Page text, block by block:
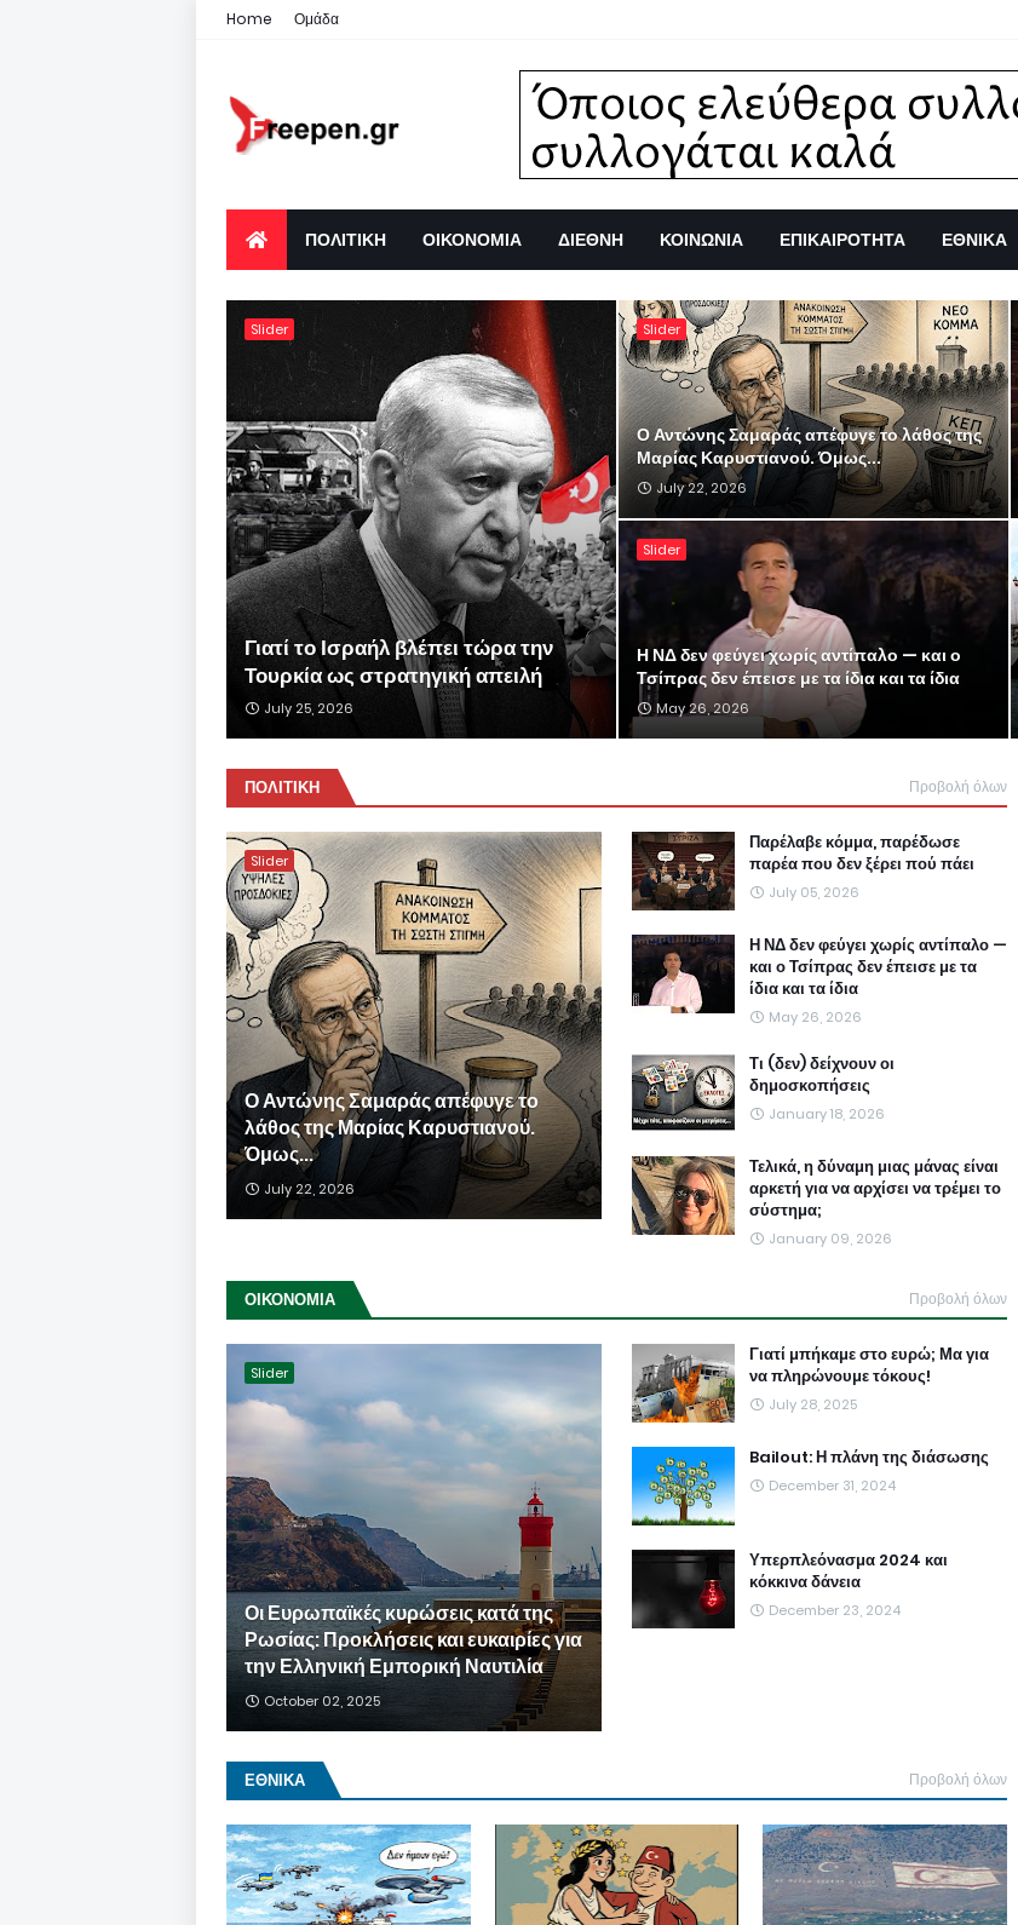
Home Ομάδα
ΠΟΛΙΤΙΚΗ ΟΙΚΟΝΟΜΙΑ ΔΙΕΘΝΗ ΚΟΙΝΩΝΙΑ ΕΠΙΚΑΙΡΟΤΗΤΑ ΕΘΝΙΚΑ
Slider
Γιατί το Ισραήλ βλέπει τώρα την
Τουρκία ως στρατηγική απειλή
July 25, 2026
Slider
Ο Αντώνης Σαμαράς απέφυγε το λάθος της
Μαρίας Καρυστιανού. Όμως...
July 22, 2026
Slider
Η ΝΔ δεν φεύγει χωρίς αντίπαλο — και ο
Τσίπρας δεν έπεισε με τα ίδια και τα ίδια
May 26, 2026
ΠΟΛΙΤΙΚΗ Προβολή όλων
Slider
Ο Αντώνης Σαμαράς απέφυγε το
λάθος της Μαρίας Καρυστιανού.
Όμως...
July 22, 2026
Παρέλαβε κόμμα, παρέδωσε
παρέα που δεν ξέρει πού πάει
July 05, 2026
Η ΝΔ δεν φεύγει χωρίς αντίπαλο —
και ο Τσίπρας δεν έπεισε με τα
ίδια και τα ίδια
May 26, 2026
Τι (δεν) δείχνουν οι
δημοσκοπήσεις
January 18, 2026
Τελικά, η δύναμη μιας μάνας είναι
αρκετή για να αρχίσει να τρέμει το
σύστημα;
January 09, 2026
ΟΙΚΟΝΟΜΙΑ Προβολή όλων
Slider
Οι Ευρωπαϊκές κυρώσεις κατά της
Ρωσίας: Προκλήσεις και ευκαιρίες για
την Ελληνική Εμπορική Ναυτιλία
October 02, 2025
Γιατί μπήκαμε στο ευρώ; Μα για
να πληρώνουμε τόκους!
July 28, 2025
Bailout: Η πλάνη της διάσωσης
December 31, 2024
Υπερπλεόνασμα 2024 και
κόκκινα δάνεια
December 23, 2024
ΕΘΝΙΚΑ Προβολή όλων